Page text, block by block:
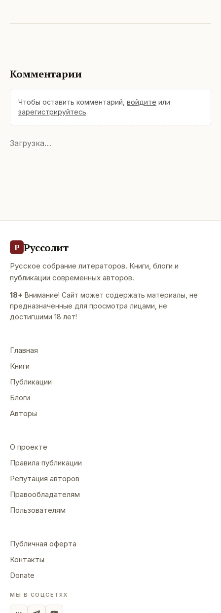
Комментарии
Чтобы оставить комментарий, войдите или
зарегистрируйтесь.
Загрузка…
Р Руссолит
Русское собрание литераторов. Книги, блоги и
публикации современных авторов.
18+ Внимание! Сайт может содержать материалы, не
предназначенные для просмотра лицами, не
достигшими 18 лет!
Главная
Книги
Публикации
Блоги
Авторы
О проекте
Правила публикации
Репутация авторов
Правообладателям
Пользователям
Публичная оферта
Контакты
Donate
МЫ В СОЦСЕТЯХ